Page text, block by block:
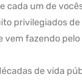
cada um de
privilegiados
fazendo pelo
de vida